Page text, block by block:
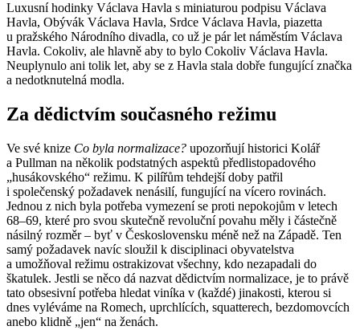
Luxusní hodinky Václava Havla s miniaturou podpisu Václava
Havla, Obývák Václava Havla, Srdce Václava Havla, piazetta
u pražského Národního divadla, co už je pár let náměstím Václava
Havla. Cokoliv, ale hlavně aby to bylo Cokoliv Václava Havla.
Neuplynulo ani tolik let, aby se z Havla stala dobře fungující značka
a nedotknutelná modla.
Za dědictvím současného režimu
Ve své knize Co byla normalizace? upozorňují historici Kolář
a Pullman na několik podstatných aspektů předlistopadového
„husákovského“ režimu. K pilířům tehdejší doby patřil
i společenský požadavek nenásilí, fungující na vícero rovinách.
Jednou z nich byla potřeba vymezení se proti nepokojům v letech
68–69, které pro svou skutečně revoluční povahu měly i částečně
násilný rozměr – byť v Československu méně než na Západě. Ten
samý požadavek navíc sloužil k disciplinaci obyvatelstva
a umožňoval režimu ostrakizovat všechny, kdo nezapadali do
škatulek. Jestli se něco dá nazvat dědictvím normalizace, je to právě
tato obsesivní potřeba hledat viníka v (každé) jinakosti, kterou si
dnes vyléváme na Romech, uprchlících, squatterech, bezdomovcích
anebo klidně „jen“ na ženách.